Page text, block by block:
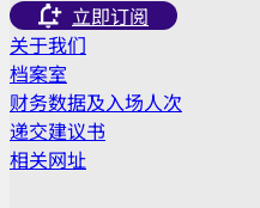
立即订阅
关于我们
档案室
财务数据及入场人次
递交建议书
相关网址